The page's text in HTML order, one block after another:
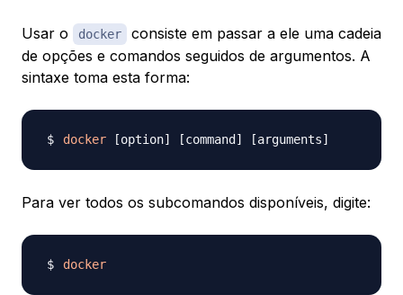
Usar o docker
consiste em passar a ele uma cadeia
de opções e comandos seguidos de argumentos. A
sintaxe toma esta forma:
docker [option] [command ] [arguments]
Para ver todos os subcomandos disponíveis, digite:
docker